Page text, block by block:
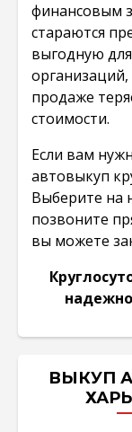
финансовым
стараются
выгодную
продаже
стоимости.
Если вам
автовыкуп
Выберите на
позвоните
вы можете
ВЫКУП